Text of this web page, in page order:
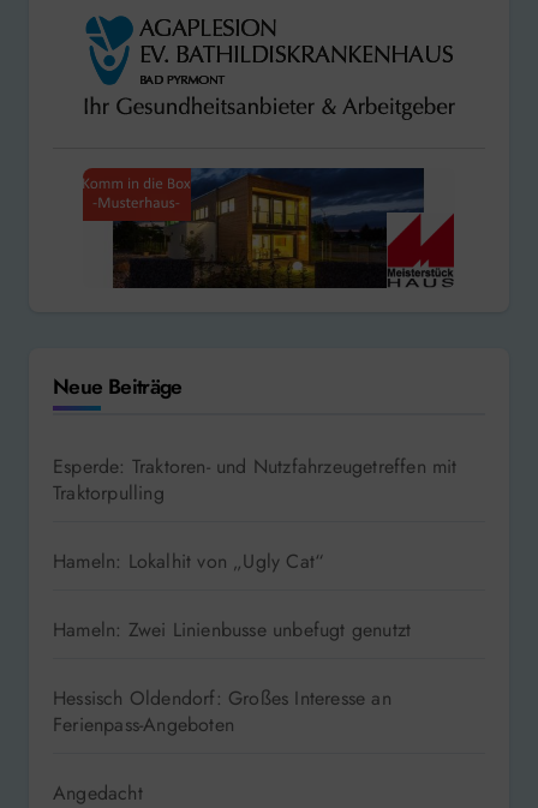
Neue Beiträge
Esperde: Traktoren- und Nutzfahrzeugetreffen mit
Traktorpulling
Hameln: Lokalhit von „Ugly Cat“
Hameln: Zwei Linienbusse unbefugt genutzt
Hessisch Oldendorf: Großes Interesse an
Ferienpass-Angeboten
Angedacht